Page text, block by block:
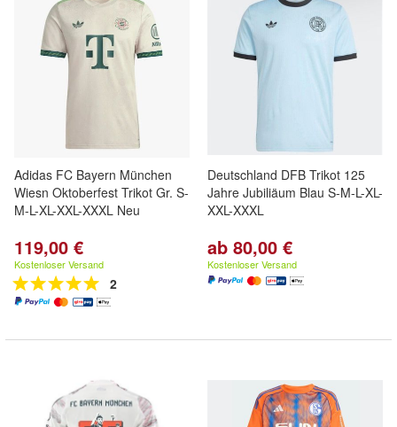
Adidas FC Bayern München
Wiesn Oktoberfest Trikot Gr. S-
M-L-XL-XXL-XXXL Neu
119,00 €
Kostenloser Versand
2
Deutschland DFB Trikot 125
Jahre Jubiliäum Blau S-M-L-XL-
XXL-XXXL
ab 80,00 €
Kostenloser Versand